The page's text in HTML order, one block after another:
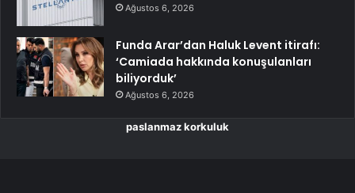
Ağustos 6, 2026
Funda Arar’dan Haluk Levent itirafı:
‘Camiada hakkında konuşulanları
biliyorduk’
Ağustos 6, 2026
paslanmaz korkuluk